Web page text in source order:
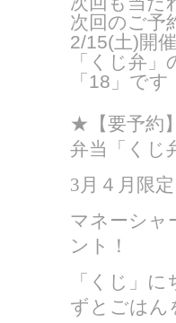
次回のご予
2/15(土)開
「くじ弁
「18」です
★【要予約
弁当「くじ
3月４月限
マネーシャ
ント！
「くじ」
ずとごはん